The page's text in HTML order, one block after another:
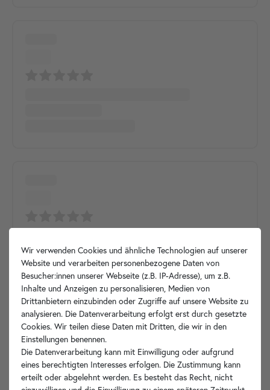
Wir verwenden Cookies und ähnliche Technologien auf unserer
Website und verarbeiten personenbezogene Daten von
Besucher:innen unserer Webseite (z.B. IP-Adresse), um z.B.
Inhalte und Anzeigen zu personalisieren, Medien von
Drittanbietern einzubinden oder Zugriffe auf unsere Website zu
analysieren. Die Datenverarbeitung erfolgt erst durch gesetzte
Cookies. Wir teilen diese Daten mit Dritten, die wir in den
Einstellungen benennen.
Die Datenverarbeitung kann mit Einwilligung oder aufgrund
eines berechtigten Interesses erfolgen. Die Zustimmung kann
erteilt oder abgelehnt werden. Es besteht das Recht, nicht